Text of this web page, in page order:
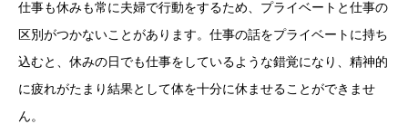
仕事も休みも常に夫婦で行動をするため、プライベートと仕事の
区別がつかないことがあります。仕事の話をプライベートに持ち
込むと、休みの日でも仕事をしているような錯覚になり、精神的
に疲れがたまり結果として体を十分に休ませることができませ
ん。